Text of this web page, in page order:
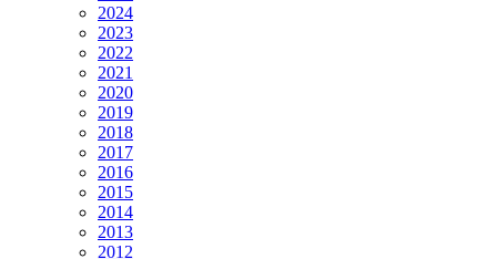
2024
2023
2022
2021
2020
2019
2018
2017
2016
2015
2014
2013
2012